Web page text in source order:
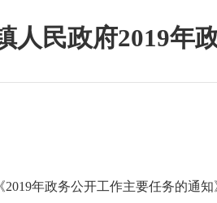
人民政府2019年
年政务公开工作主要任务的通